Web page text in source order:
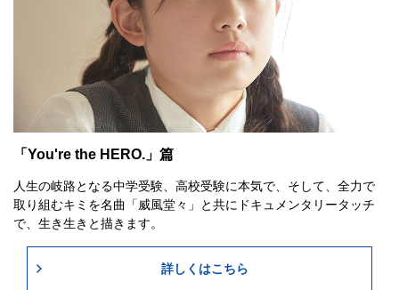
「You're the HERO.」篇
人生の岐路となる中学受験、高校受験に本気で、そして、全力で
取り組むキミを名曲「威風堂々」と共にドキュメンタリータッチ
で、生き生きと描きます。
詳しくはこちら